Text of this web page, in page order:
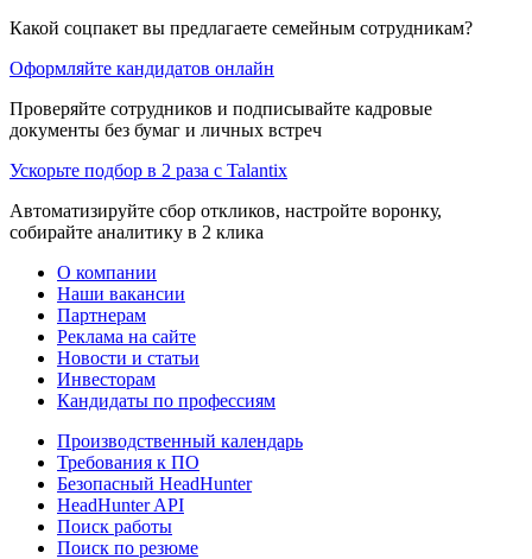
Какой соцпакет вы предлагаете семейным сотрудникам?
Оформляйте кандидатов онлайн
Проверяйте сотрудников и подписывайте кадровые
документы без бумаг и личных встреч
Ускорьте подбор в 2 раза с Talantix
Автоматизируйте сбор откликов, настройте воронку,
собирайте аналитику в 2 клика
О компании
Наши вакансии
Партнерам
Реклама на сайте
Новости и статьи
Инвесторам
Кандидаты по профессиям
Производственный календарь
Требования к ПО
Безопасный HeadHunter
HeadHunter API
Поиск работы
Поиск по резюме